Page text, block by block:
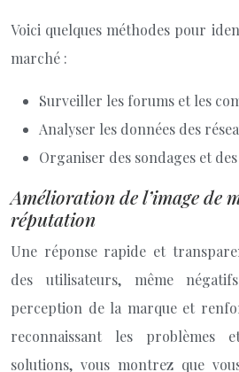
Voici quelques méthodes pour
marché :
Surveiller les forums et les
Analyser les données des
Organiser des sondages et
Amélioration de l’image de
réputation
Une réponse rapide et
des utilisateurs, même
perception de la marque et
reconnaissant les problèmes
solutions, vous montrez que